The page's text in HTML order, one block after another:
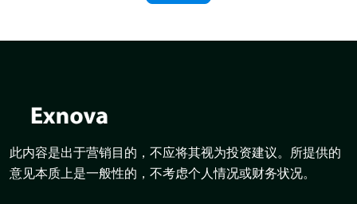
此内容是出于营销目的，不应将其视为投资建议。所提供的
意见本质上是一般性的，不考虑个人情况或财务状况。